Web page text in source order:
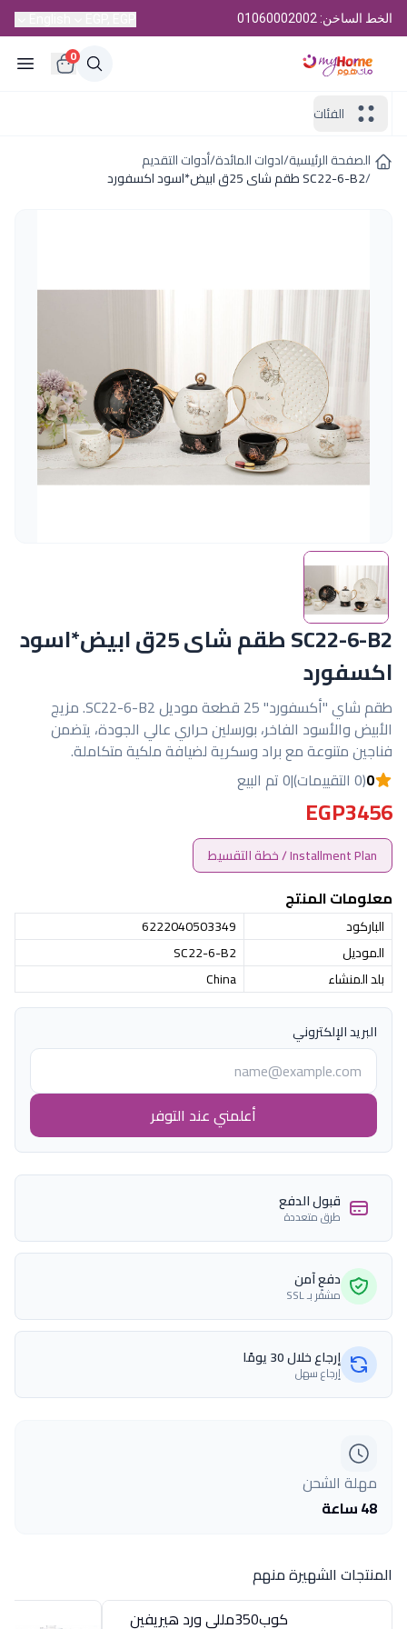
الخط الساخن: 01060002002
0
الفئات
الصفحة الرئيسية/ادوات المائدة/أدوات التقديم
/SC22-6-B2 طقم شاى 25ق ابيض*اسود اكسفورد
SC22-6-B2 طقم شاى 25ق ابيض*اسود
اكسفورد
طقم شاي "أكسفورد" 25 قطعة موديل SC22-6-B2. مزيج
الأبيض والأسود الفاخر، بورسلين حراري عالي الجودة، يتضمن
فناجين متنوعة مع براد وسكرية لضيافة ملكية متكاملة.
0(0 التقييمات) |0 تم البيع
EGP3456
Installment Plan / خطة التقسيط
معلومات المنتج
الباركود
6222040503349
الموديل
SC22-6-B2
بلد المنشاء
China
البريد الإلكتروني
أعلمني عند التوفر
قبول الدفع
طرق متعددة
دفع آمن
مشفّر بـ SSL
إرجاع خلال 30 يومًا
إرجاع سهل
مهلة الشحن
48 ساعة
المنتجات الشهيرة منهم
كوب350مللى ورد هيريفين